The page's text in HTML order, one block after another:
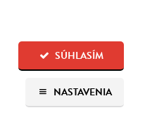
SÚHLASÍM
NASTAVENIA
o veľkoobchode s
z mestečka Scranton
americkej Pennsylvánii. Ľahko
a pritom neškodný
Michael…